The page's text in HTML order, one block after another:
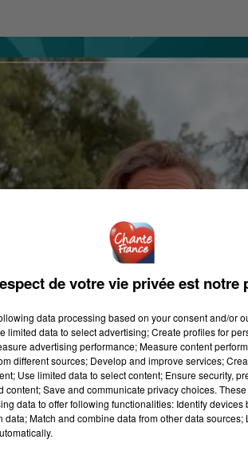
de votre vie privée est notre
data processing based on your consent and/or
limited data to select advertising; Create profiles for
advertising performance; Measure content
different sources; Develop and improve services;
Use limited data to select content; Ensure security,
content; Save and communicate privacy choices.
data to offer following functionalities: Identify
Match and combine data from other data